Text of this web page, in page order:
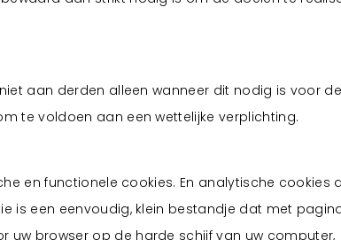
aan derden alleen wanneer dit nodig is voor de
te voldoen aan een wettelijke verplichting.
en functionele cookies. En analytische cookies
is een eenvoudig, klein bestandje dat met
uw browser op de harde schijf van uw computer,